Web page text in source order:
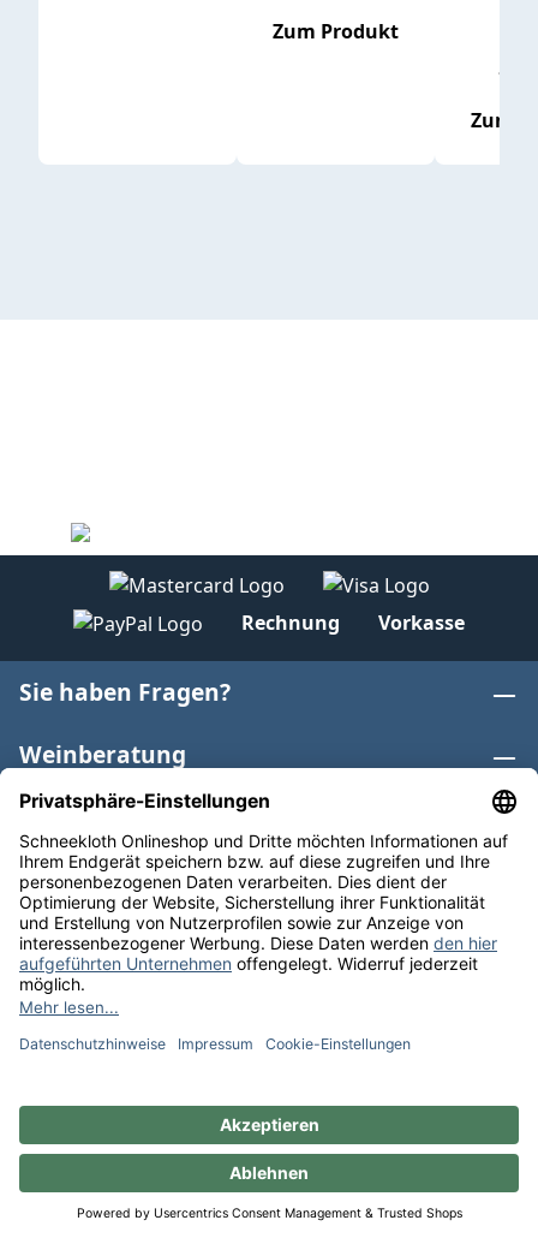
Zum Produkt
Zum
Rechnung Vorkasse
Sie haben Fragen?
Weinberatung
Informationen
Weinkategorien
Internationaler Wein
* Alle Preise inkl. gesetzl. Mehrwertsteuer zzgl.
anders angegeben. Bioprodukte im Bio-Kontrollverfahren
** Kostenfreie Lieferung ab 75 € Bestellwert in DE. Werktags
versandfertig in 24h.